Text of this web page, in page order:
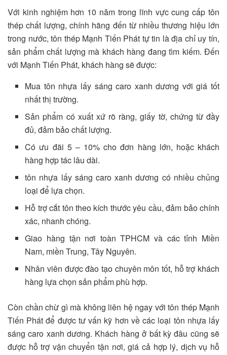
Với kinh nghiệm hơn 10 năm trong lĩnh vực cung cấp tôn
thép chất lượng, chính hãng đến từ nhiều thương hiệu lớn
trong nước, tôn thép Mạnh Tiến Phát tự tin là địa chỉ uy tín,
sản phẩm chất lượng mà khách hàng đang tìm kiếm. Đến
với Mạnh Tiến Phát, khách hàng sẽ được:
Mua tôn nhựa lấy sáng caro xanh dương với giá tốt
nhất thị trường.
Sản phẩm có xuất xứ rõ ràng, giấy tờ, chứng từ đầy
đủ, đảm bảo chất lượng.
Có ưu đãi 5 – 10% cho đơn hàng lớn, hoặc khách
hàng hợp tác lâu dài.
tôn nhựa lấy sáng caro xanh dương có nhiều chủng
loại để lựa chọn.
Hỗ trợ cắt tôn theo kích thước yêu cầu, đảm bảo chính
xác, nhanh chóng.
Giao hàng tận nơi toàn TPHCM và các tỉnh Miền
Nam, miền Trung, Tây Nguyên.
Nhân viên được đào tạo chuyên môn tốt, hỗ trợ khách
hàng lựa chọn sản phẩm phù hợp.
Còn chần chừ gì mà không liên hệ ngay với tôn thép Mạnh
Tiến Phát để được tư vấn kỹ hơn về các loại tôn nhựa lấy
sáng caro xanh dương. Khách hàng ở bất kỳ đâu cũng sẽ
được hỗ trợ vận chuyển tận nơi, giá cả hợp lý, dịch vụ hỗ